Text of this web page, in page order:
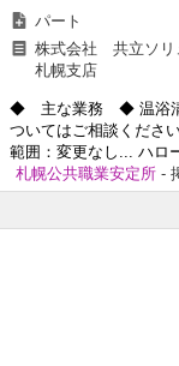
パート
株式会社 共立ソリ
札幌支店
◆ 主な業務 ◆ 温浴清
ついてはご相談くださ
範囲：変更なし... ハロ
札幌公共職業安定所 -